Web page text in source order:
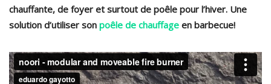
chauffante, de foyer et surtout de poêle pour l’hiver. Une
solution d’utiliser son poêle de chauffage en barbecue!